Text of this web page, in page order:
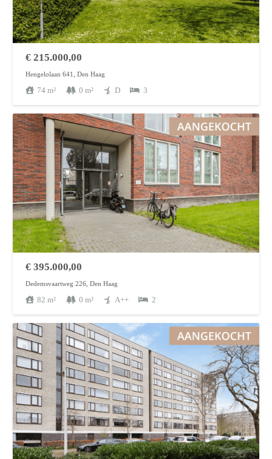
€ 215.000,00
Hengelolaan 641, Den Haag
74 m² 0 m² D 3
€ 395.000,00
Dedemsvaartweg 226, Den Haag
82 m² 0 m² A++ 2